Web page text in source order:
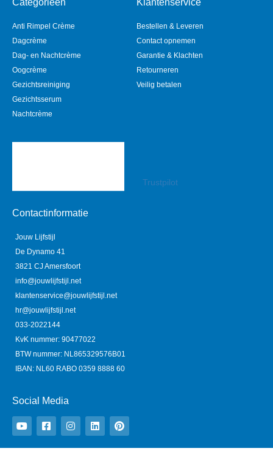
Categorieën
Anti Rimpel Crème
Dagcrème
Dag- en Nachtcrème
Oogcrème
Gezichtsreiniging
Gezichtsserum
Nachtcrème
Klantenservice
Bestellen & Leveren
Contact opnemen
Garantie & Klachten
Retourneren
Veilig betalen
Trustpilot
Contactinformatie
Jouw Lijfstijl
De Dynamo 41
3821 CJ Amersfoort
info@jouwlijfstijl.net
klantenservice@jouwlijfstijl.net
hr@jouwlijfstijl.net
033-2022144
KvK nummer: 90477022
BTW nummer: NL865329576B01
IBAN: NL60 RABO 0359 8888 60
Social Media
o
u
t
u
a
c
e
b
n
s
t
a
i
n
k
e
i
n
t
e